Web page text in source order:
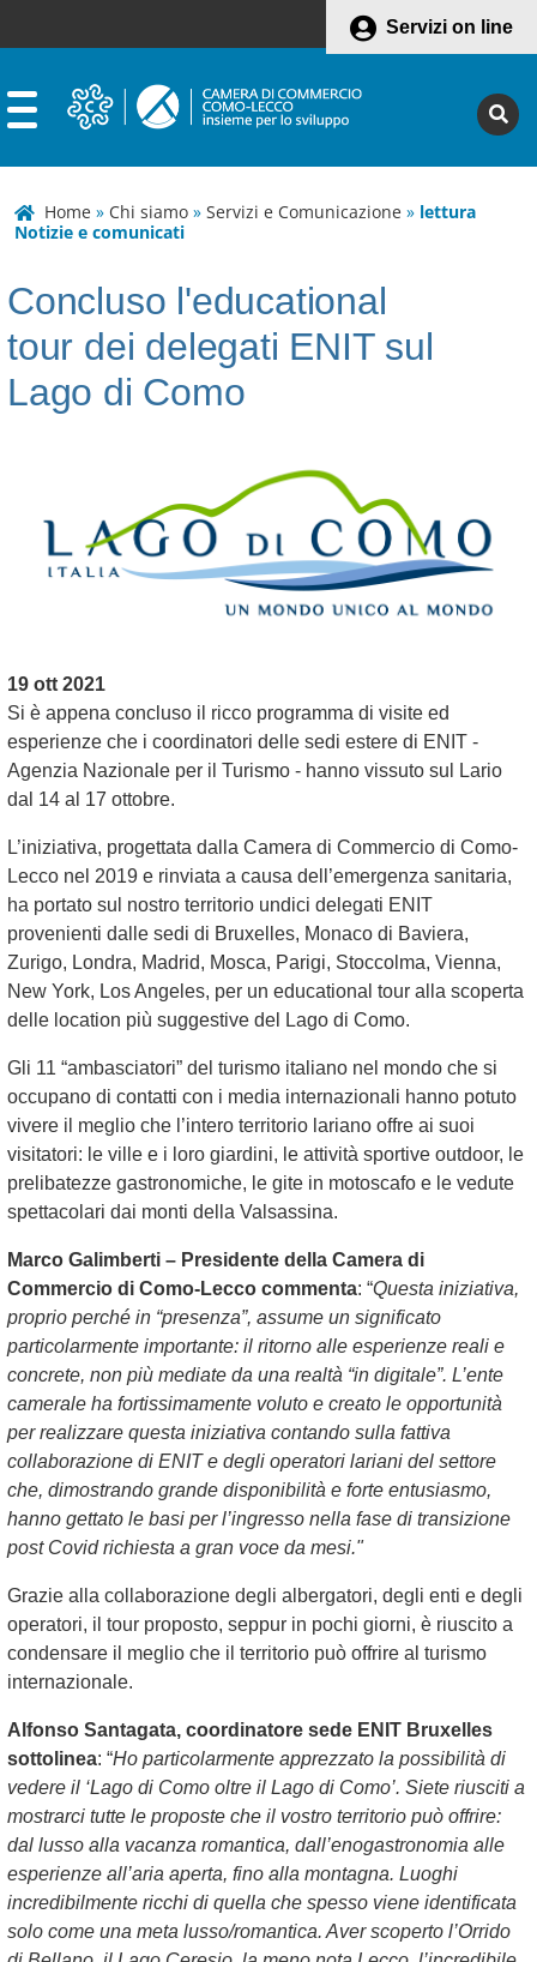
Servizi on line
Home » Chi siamo » Servizi e Comunicazione » lettura
Notizie e comunicati
Concluso l'educational
tour dei delegati ENIT sul
Lago di Como
19 ott 2021
Si è appena concluso il ricco programma di visite ed
esperienze che i coordinatori delle sedi estere di ENIT -
Agenzia Nazionale per il Turismo - hanno vissuto sul Lario
dal 14 al 17 ottobre.
L’iniziativa, progettata dalla Camera di Commercio di Como-
Lecco nel 2019 e rinviata a causa dell’emergenza sanitaria,
ha portato sul nostro territorio undici delegati ENIT
provenienti dalle sedi di Bruxelles, Monaco di Baviera,
Zurigo, Londra, Madrid, Mosca, Parigi, Stoccolma, Vienna,
New York, Los Angeles, per un educational tour alla scoperta
delle location più suggestive del Lago di Como.
Gli 11 “ambasciatori” del turismo italiano nel mondo che si
occupano di contatti con i media internazionali hanno potuto
vivere il meglio che l’intero territorio lariano offre ai suoi
visitatori: le ville e i loro giardini, le attività sportive outdoor, le
prelibatezze gastronomiche, le gite in motoscafo e le vedute
spettacolari dai monti della Valsassina.
Marco Galimberti – Presidente della Camera di
Commercio di Como-Lecco commenta: “Questa iniziativa,
proprio perché in “presenza”, assume un significato
particolarmente importante: il ritorno alle esperienze reali e
concrete, non più mediate da una realtà “in digitale”. L’ente
camerale ha fortissimamente voluto e creato le opportunità
per realizzare questa iniziativa contando sulla fattiva
collaborazione di ENIT e degli operatori lariani del settore
che, dimostrando grande disponibilità e forte entusiasmo,
hanno gettato le basi per l’ingresso nella fase di transizione
post Covid richiesta a gran voce da mesi."
Grazie alla collaborazione degli albergatori, degli enti e degli
operatori, il tour proposto, seppur in pochi giorni, è riuscito a
condensare il meglio che il territorio può offrire al turismo
internazionale.
Alfonso Santagata, coordinatore sede ENIT Bruxelles
sottolinea: “Ho particolarmente apprezzato la possibilità di
vedere il ‘Lago di Como oltre il Lago di Como’. Siete riusciti a
mostrarci tutte le proposte che il vostro territorio può offrire:
dal lusso alla vacanza romantica, dall’enogastronomia alle
esperienze all’aria aperta, fino alla montagna. Luoghi
incredibilmente ricchi di quella che spesso viene identificata
solo come una meta lusso/romantica. Aver scoperto l’Orrido